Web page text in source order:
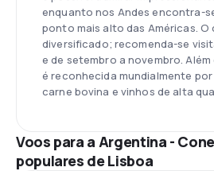
enquanto nos Andes encontra-
ponto mais alto das Américas. O
diversificado; recomenda-se
e de setembro a novembro.
é reconhecida mundialmente
carne bovina e vinhos de alta
Voos para a Argentina -
populares de Lisboa